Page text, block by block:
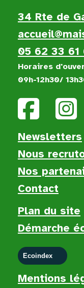
34 Rte de
05 62 33 61
Horaires
09h-12h30/
Newsletters
Nous
Nos
Contact
Plan du site
Démarche
Ecoindex
Mentions